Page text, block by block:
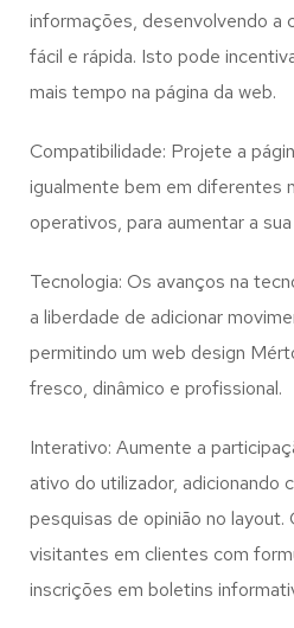
informações, desenvolvendo a
fácil e rápida. Isto pode
mais tempo na página da web.
Compatibilidade: Projete a
igualmente bem em diferentes
operativos, para aumentar a
Tecnologia: Os avanços na
a liberdade de adicionar
permitindo um web design
fresco, dinâmico e profissional.
Interativo: Aumente a
ativo do utilizador, adicionando
pesquisas de opinião no
visitantes em clientes com
inscrições em boletins